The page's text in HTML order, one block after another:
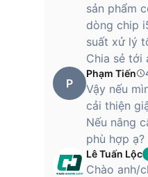
Ngoài ra, máy có thêm
những ai cần thao tác
yêu thích của những ai
Một chiếc bàn phím full-
phản hồi ấn tượng,
tốt cho công việc.
Bàn phím kèm phần phím số
sản phẩm
dòng chip
suất xử lý
Chia sẻ tới
P
Phạm Tiến
Vậy nếu
cải thiện
Nếu nâng
phù hợp ạ?
Lê Tuấn Lộc
Chào anh/